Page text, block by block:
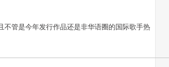
管是今年发行作品还是非华语圈的国际歌手热